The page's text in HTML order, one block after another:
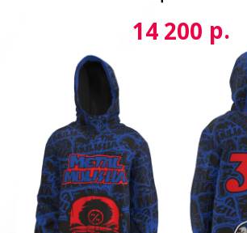
14 200 р.